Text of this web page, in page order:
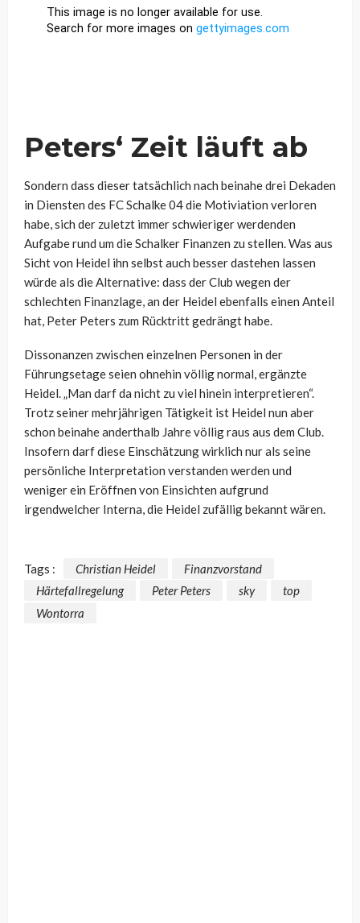
Peters‘ Zeit läuft ab
Sondern dass dieser tatsächlich nach beinahe drei Dekaden
in Diensten des FC Schalke 04 die Motiviation verloren
habe, sich der zuletzt immer schwieriger werdenden
Aufgabe rund um die Schalker Finanzen zu stellen. Was aus
Sicht von Heidel ihn selbst auch besser dastehen lassen
würde als die Alternative: dass der Club wegen der
schlechten Finanzlage, an der Heidel ebenfalls einen Anteil
hat, Peter Peters zum Rücktritt gedrängt habe.
Dissonanzen zwischen einzelnen Personen in der
Führungsetage seien ohnehin völlig normal, ergänzte
Heidel. „Man darf da nicht zu viel hinein interpretieren“.
Trotz seiner mehrjährigen Tätigkeit ist Heidel nun aber
schon beinahe anderthalb Jahre völlig raus aus dem Club.
Insofern darf diese Einschätzung wirklich nur als seine
persönliche Interpretation verstanden werden und
weniger ein Eröffnen von Einsichten aufgrund
irgendwelcher Interna, die Heidel zufällig bekannt wären.
Tags : Christian Heidel
Finanzvorstand
Härtefallregelung
Peter Peters sky
top
Wontorra